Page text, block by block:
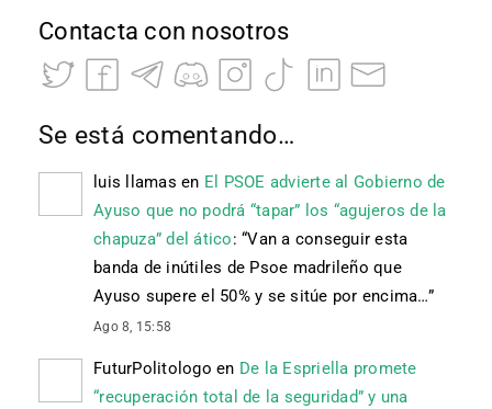
Contacta con nosotros
Se está comentando…
luis llamas en El PSOE advierte al Gobierno de
Ayuso que no podrá “tapar” los “agujeros de la
chapuza” del ático: “Van a conseguir esta
banda de inútiles de Psoe madrileño que
Ayuso supere el 50% y se sitúe por encima…”
Ago 8, 15:58
FuturPolitologo en De la Espriella promete
“recuperación total de la seguridad” y una